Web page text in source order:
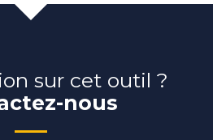
sur cet outil ?
nous